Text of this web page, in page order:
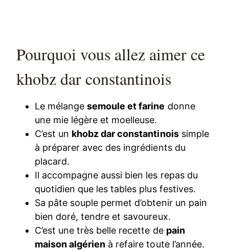
Pourquoi vous allez aimer ce
khobz dar constantinois
Le mélangesemoule et farine donne
une mie légère et moelleuse.
C’est un khobz dar constantinoissimple
à préparer avec des ingrédients du
placard.
Il accompagne aussi bien les repas du
quotidien que les tables plus festives.
Sa pâte souple permet d’obtenir un pain
bien doré, tendre et savoureux.
C’est une très belle recette de pain
maison algérien à refaire toute l’année.